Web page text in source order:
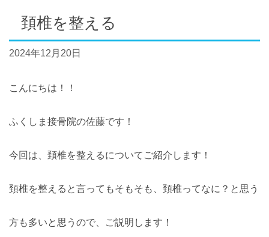
頚椎を整える
2024年12月20日
こんにちは！！
ふくしま接骨院の佐藤です！
今回は、頚椎を整えるについてご紹介します！
頚椎を整えると言ってもそもそも、頚椎ってなに？と思う
方も多いと思うので、ご説明します！